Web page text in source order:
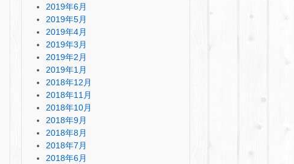
2019年6月
2019年5月
2019年4月
2019年3月
2019年2月
2019年1月
2018年12月
2018年11月
2018年10月
2018年9月
2018年8月
2018年7月
2018年6月